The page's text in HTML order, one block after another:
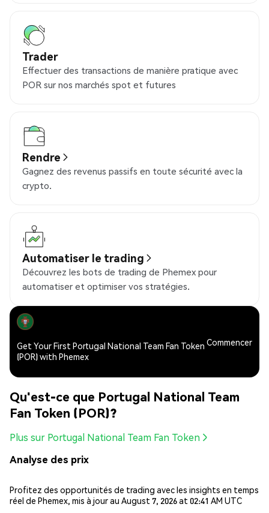
Trader
Effectuer des transactions de manière pratique avec
POR sur nos marchés spot et futures
Rendre
Gagnez des revenus passifs en toute sécurité avec la
crypto.
Automatiser le trading
Découvrez les bots de trading de Phemex pour
automatiser et optimiser vos stratégies.
Get Your First Portugal National Team Fan Token
(POR) with Phemex
Commencer
Qu'est-ce que Portugal National Team
Fan Token (POR)?
Plus sur Portugal National Team Fan Token
Analyse des prix
Profitez des opportunités de trading avec les insights en temps
réel de Phemex, mis à jour au August 7, 2026 at 02:41 AM UTC